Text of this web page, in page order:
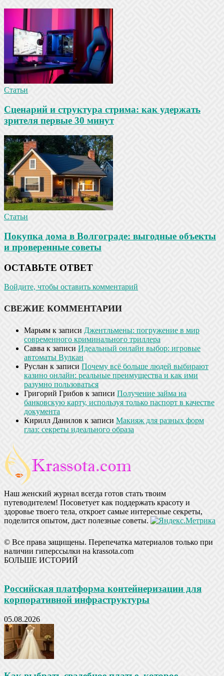
Статьи
Сценарий и структура стрима: как удержать
зрителя первые 30 минут
Статьи
Покупка дома в Волгограде: выгодные объекты
и проверенные советы
ОСТАВЬТЕ ОТВЕТ
Войдите, чтобы оставить комментарий
СВЕЖИЕ КОММЕНТАРИИ
Марьям к записи Джентльмены: погружение в мир
современного криминального триллера
Савва к записи Идеальный онлайн выбор: игровые
автоматы Вулкан
Руслан к записи Почему всё больше людей выбирают
казино онлайн: реальные преимущества и как ими
разумно пользоваться
Григорий Грибов к записи Получение займа на
банковскую карту, используя только паспорт в качестве
документа
Кирилл Данилов к записи Макияж для разных форм
глаз: секреты идеального образа
Наш женский журнал всегда готов стать твоим
путеводителем! Посоветует как поддержать красоту и
здоровье твоего тела, откроет самые интересные секреты,
поделится опытом, даст полезные советы.
© Все права защищены. Перепечатка материалов только при
наличии гиперссылки на krassota.com
БОЛЬШЕ ИСТОРИЙ
Российская платформа контейнеризации для
корпоративной инфраструктуры
05.08.2026